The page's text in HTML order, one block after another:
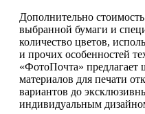
Дополнительно стоимость
выбранной бумаги и
количество цветов,
и прочих особенностей
«ФотоПочта»
материалов для печати
вариантов до
индивидуальным